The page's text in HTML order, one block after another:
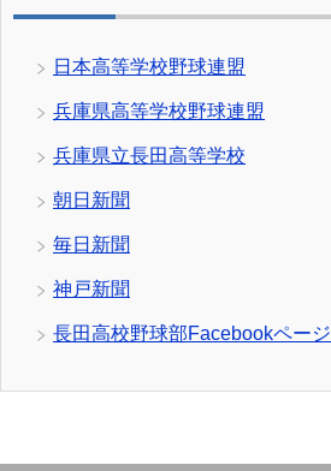
日本高等学校野球連盟
兵庫県高等学校野球連盟
兵庫県立長田高等学校
朝日新聞
毎日新聞
神戸新聞
長田高校野球部Facebookページ